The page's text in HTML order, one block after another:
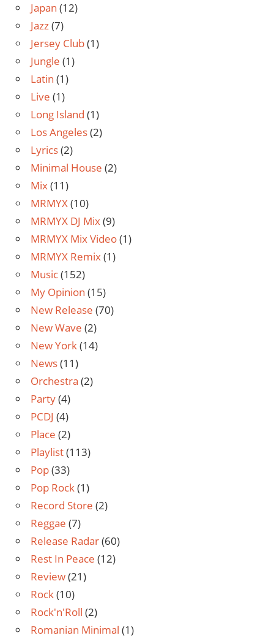
Japan (12)
Jazz(7)
Jersey Club(1)
Jungle (1)
Latin (1)
Live (1)
Long Island (1)
Los Angeles(2)
Lyrics(2)
Minimal House (2)
Mix(11)
MRMYX(10)
MRMYX DJ Mix(9)
MRMYX Mix Video(1)
MRMYX Remix(1)
Music(152)
My Opinion (15)
New Release (70)
New Wave (2)
New York(14)
News(11)
Orchestra (2)
Party(4)
PCDJ (4)
Place (2)
Playlist(113)
Pop(33)
Pop Rock(1)
Record Store (2)
Reggae (7)
Release Radar(60)
Rest In Peace (12)
Review(21)
Rock(10)
Rock'n'Roll (2)
Romanian Minimal (1)